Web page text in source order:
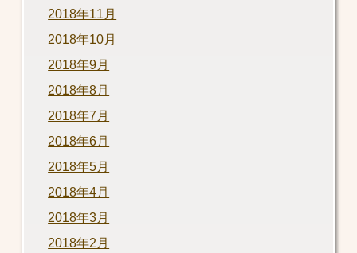
2018年11月
2018年10月
2018年9月
2018年8月
2018年7月
2018年6月
2018年5月
2018年4月
2018年3月
2018年2月